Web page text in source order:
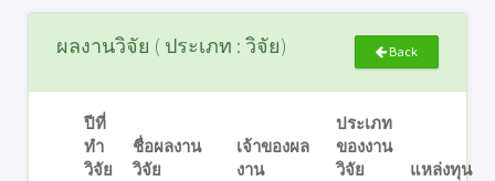
ผลงานวิจัย ( ประเภท : วิจัย) Back
ปีที่
ทำ
วิจัย
ชื่อผลงาน
วิจัย
เจ้าของผล
งาน
ประเภท
ของงาน
วิจัย
แหล่งทุน